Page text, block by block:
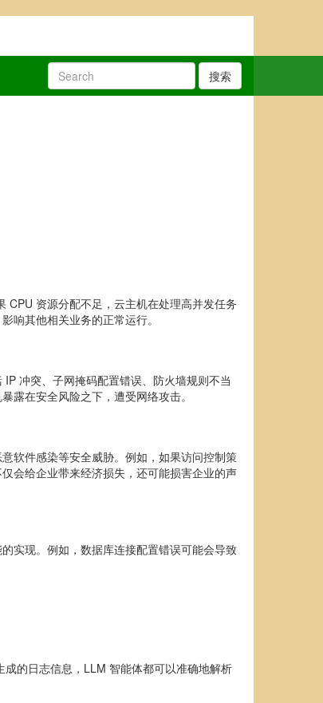
搜索
CPU 资源分配不足，云主机在处理高并发任务
响其他相关业务的正常运行。
冲突、子网掩码配置错误、防火墙规则不当
露在安全风险之下，遭受网络攻击。
软件感染等安全威胁。例如，如果访问控制策
会给企业带来经济损失，还可能损害企业的声
实现。例如，数据库连接配置错误可能会导致
的日志信息，LLM 智能体都可以准确地解析